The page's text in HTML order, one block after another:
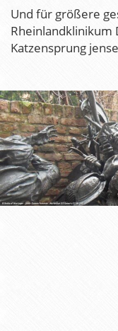
Und für größere
Rheinlandklinikum
Katzensprung